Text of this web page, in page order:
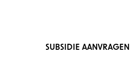
SUBSIDIE AANVRAGEN